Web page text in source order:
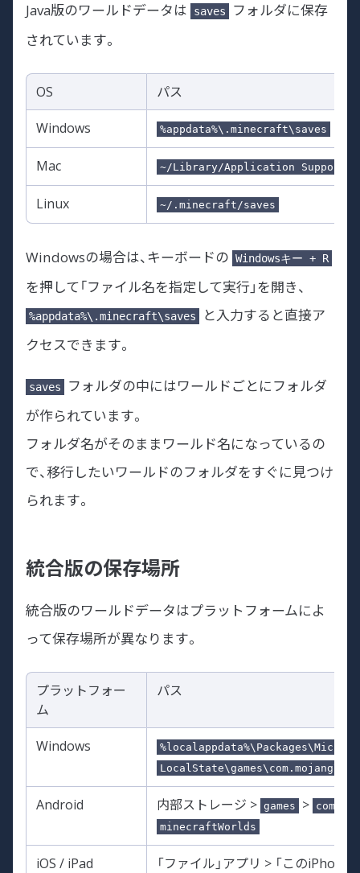
Java版のワールドデータは saves
フォルダに保存
されています。
OS パス
Windows %appdata%\.minecraft\saves
Mac ~/Library/Application Support/
Linux ~/.minecraft/saves
Windowsの場合は、キーボードの Windowsキー + R
を押して「ファイル名を指定して実行」を開き、
%appdata%\.minecraft\saves
と入力すると直接ア
クセスできます。
saves
フォルダの中にはワールドごとにフォルダ
が作られています。
フォルダ名がそのままワールド名になっているの
で、移行したいワールドのフォルダをすぐに見つけ
られます。
統合版の保存場所
統合版のワールドデータはプラットフォームによ
って保存場所が異なります。
プラットフォー
ム
パス
Windows
Android 内部ストレージ > games >
minecraftWorlds
iOS / iPad 「ファイル」アプリ > 「このiPhone